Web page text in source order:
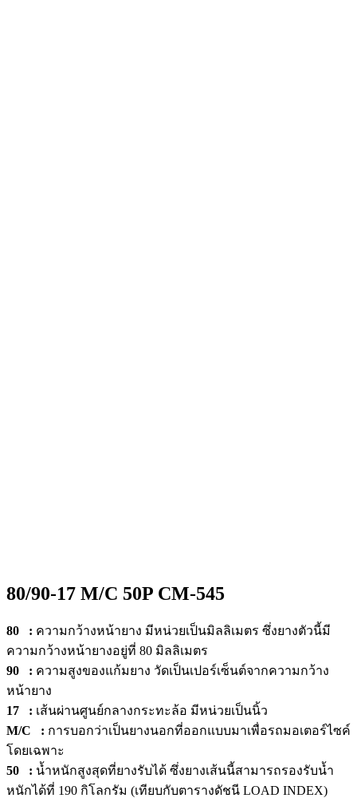
80/90-17 M/C 50P CM-545
80 : ความกว้างหน้ายาง มีหน่วยเป็นมิลลิเมตร ซึ่งยางตัวนี้มี
ความกว้างหน้ายางอยู่ที่ 80 มิลลิเมตร
90
: ความสูงของแก้มยาง วัดเป็นเปอร์เซ็นต์จากความกว้าง
หน้ายาง
17 : เส้นผ่านศูนย์กลางกระทะล้อ มีหน่วยเป็นนิ้ว
M/C : การบอกว่าเป็นยางนอกที่ออกแบบมาเพื่อรถมอเตอร์ไซค์
โดยเฉพาะ
50 : น้ำหนักสูงสุดที่ยางรับได้ ซึ่งยางเส้นนี้สามารถรองรับน้ำ
หนักได้ที่ 190 กิโลกรัม (เทียบกับตารางดัชนี LOAD INDEX)